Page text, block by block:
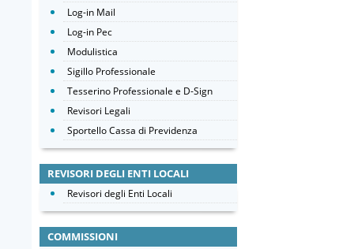
Log-in Mail
Log-in Pec
Modulistica
Sigillo Professionale
Tesserino Professionale e D-Sign
Revisori Legali
Sportello Cassa di Previdenza
REVISORI DEGLI ENTI LOCALI
Revisori degli Enti Locali
COMMISSIONI